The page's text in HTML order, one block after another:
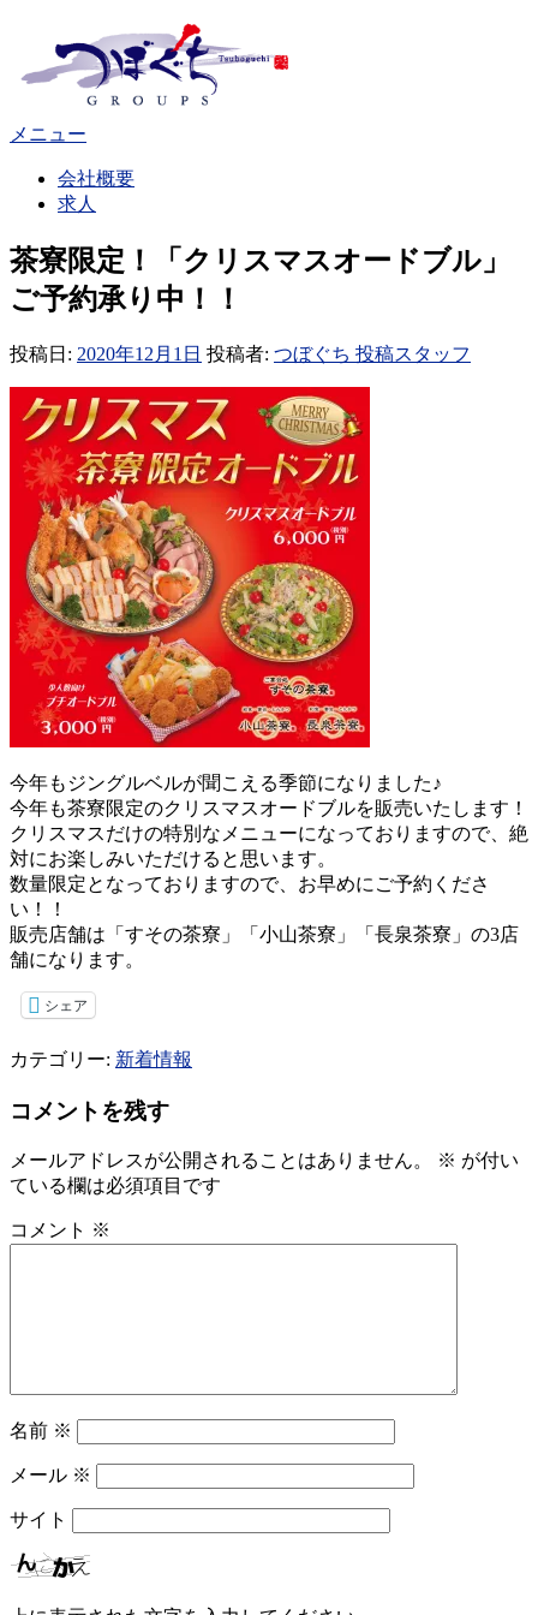
テ
へ
プ
メニュー
会社概要
求人
茶寮限定！「クリスマスオードブル」
ご予約承り中！！
投稿日: 2020年12月1日 投稿者: つぼぐち 投稿スタッフ
今年もジングルベルが聞こえる季節になりました♪
今年も茶寮限定のクリスマスオードブルを販売いたします！
クリスマスだけの特別なメニューになっておりますので、絶
対にお楽しみいただけると思います。
数量限定となっておりますので、お早めにご予約くださ
い！！
販売店舗は「すその茶寮」「小山茶寮」「長泉茶寮」の3店
舗になります。
シェア
カテゴリー: 新着情報
コメントを残す
メールアドレスが公開されることはありません。 ※ が付い
ている欄は必須項目です
コメント ※
名前 ※
メール ※
サイト